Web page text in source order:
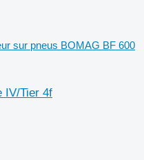
sur pneus BOMAG BF 600
IV/Tier 4f